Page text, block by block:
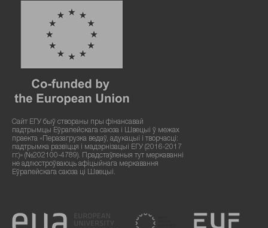
Сайт ЕГУ быў створаны пры фінансавай
падтрымцы Еўрапейскага саюза і Швецыі ў межах
праекта «Перазагрузка ведаў, адукацыі і творчасці:
падтрымка развіцця і мадэрнізацыі ЕГУ (2016-2017
гг.)» (№202100-4789). Прадстаўленыя тут меркаванні
не адлюстроўваюць афіцыйнага меркавання
Еўрапейскага саюза ці Швецыі.